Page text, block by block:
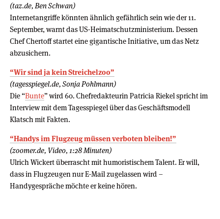
(taz.de, Ben Schwan)
Internetangriffe könnten ähnlich gefährlich sein wie der 11.
September, warnt das US-Heimatschutzministerium. Dessen
Chef Chertoff startet eine gigantische Initiative, um das Netz
abzusichern.
“Wir sind ja kein Streichelzoo”
(tagesspiegel.de, Sonja Pohlmann)
Die “Bunte” wird 60. Chefredakteurin Patricia Riekel spricht im
Interview mit dem Tagesspiegel über das Geschäftsmodell
Klatsch mit Fakten.
“Handys im Flugzeug müssen verboten bleiben!”
(zoomer.de, Video, 1:28 Minuten)
Ulrich Wickert überrascht mit humoristischem Talent. Er will,
dass in Flugzeugen nur E-Mail zugelassen wird –
Handygespräche möchte er keine hören.